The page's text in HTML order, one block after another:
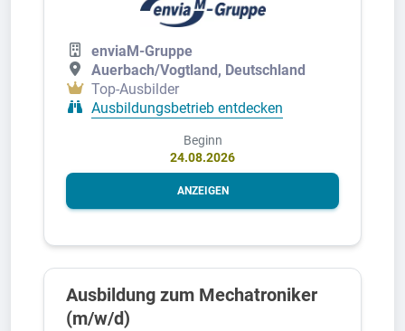
enviaM-Gruppe
Auerbach/Vogtland, Deutschland
Top-Ausbilder
Ausbildungsbetrieb entdecken
Beginn
24.08.2026
ANZEIGEN
Ausbildung zum Mechatroniker
(m/w/d)